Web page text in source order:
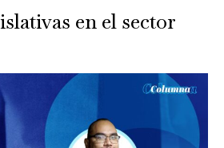
en el sector